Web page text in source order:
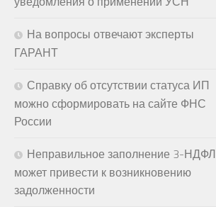
На вопросы отвечают эксперты
ГАРАНТ
Справку об отсутствии статуса ИП
можно сформировать на сайте ФНС
России
Неправильное заполнение 3-НДФЛ
может привести к возникновению
задолженности